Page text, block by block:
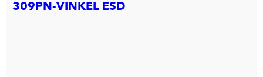
309PN-VINKEL ESD